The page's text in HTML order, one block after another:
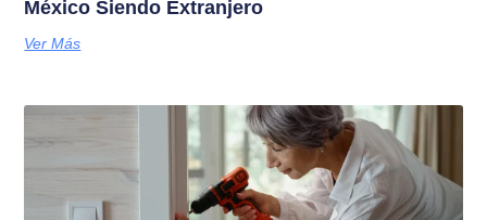
México Siendo Extranjero
Ver Más